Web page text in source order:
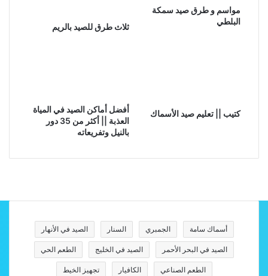
ثلاث طرق للصيد بالريم
مواسم و طرق صيد سمكة
البلطي
أفضل أماكن الصيد في المياة
العذبة || أكثر من 35 دور
بالنيل وتفريعاته
كتيب || تعليم صيد الأسماك
أسماك سامة الجمبري السنار الصيد في الأنهار
الصيد في البحر الأحمر الصيد في الخليج الطعم الحي
الطعم الصناعي الكافيار تجهيز الخيط